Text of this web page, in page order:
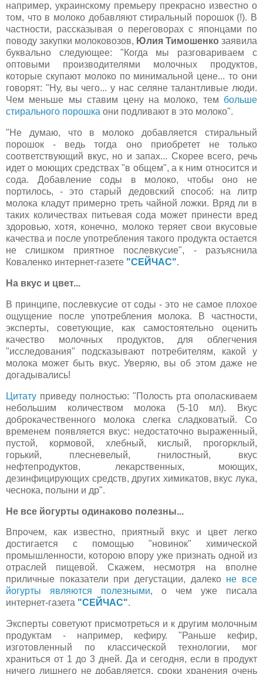
например, украинскому премьеру прекрасно известно о
том, что в молоко добавляют стиральный порошок (!). В
частности, рассказывая о переговорах с японцами по
поводу закупки молоковозов, Юлия Тимошенко заявила
буквально следующее: "Когда мы разговариваем с
оптовыми производителями молочных продуктов,
которые скупают молоко по минимальной цене... то они
говорят: "Ну, вы чего... у нас селяне талантливые люди.
Чем меньше мы ставим цену на молоко, тем больше
стирального порошка они подливают в это молоко".
"Не думаю, что в молоко добавляется стиральный
порошок - ведь тогда оно приобретет не только
соответствующий вкус, но и запах... Скорее всего, речь
идет о моющих средствах "в общем", а к ним относится и
сода. Добавление соды в молоко, чтобы оно не
портилось, - это старый дедовский способ: на литр
молока кладут примерно треть чайной ложки. Вряд ли в
таких количествах питьевая сода может принести вред
здоровью, хотя, конечно, молоко теряет свои вкусовые
качества и после употребления такого продукта остается
не слишком приятное послевкусие", - разъяснила
Коваленко интернет-газете "СЕЙЧАС".
На вкус и цвет...
В принципе, послевкусие от соды - это не самое плохое
ощущение после употребления молока. В частности,
эксперты, советующие, как самостоятельно оценить
качество молочных продуктов, для облегчения
"исследования" подсказывают потребителям, какой у
молока может быть вкус. Уверяю, вы об этом даже не
догадывались!
Цитату приведу полностью: "Полость рта ополаскиваем
небольшим количеством молока (5-10 мл). Вкус
доброкачественного молока слегка сладковатый. Со
временем появляется вкус: недостаточно выраженный,
пустой, кормовой, хлебный, кислый, прогорклый,
горький, плесневелый, гнилостный, вкус
нефтепродуктов, лекарственных, моющих,
дезинфицирующих средств, других химикатов, вкус лука,
чеснока, полыни и др".
Не все йогурты одинаково полезны...
Впрочем, как известно, приятный вкус и цвет легко
достигается с помощью "новинок" химической
промышленности, которою впору уже признать одной из
отраслей пищевой. Скажем, несмотря на вполне
приличные показатели при дегустации, далеко не все
йогурты являются полезными, о чем уже писала
интернет-газета "СЕЙЧАС".
Эксперты советуют присмотреться и к другим молочным
продуктам - например, кефиру. "Раньше кефир,
изготовленный по классической технологии, мог
храниться от 1 до 3 дней. Да и сегодня, если в продукт
ничего лишнего не добавляется, сроки хранения очень